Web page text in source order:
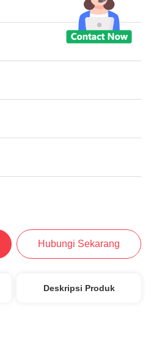
Hubungi Sekarang
Deskripsi Produk